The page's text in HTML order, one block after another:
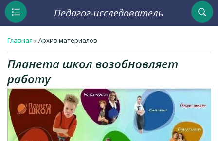
Педагог-исследователь
Главная »Архив материалов
Планета школ возобновляет
работу